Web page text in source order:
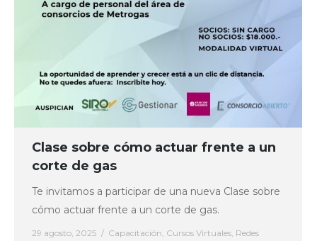
Clase sobre cómo actuar frente a un
corte de gas
Te invitamos a participar de una nueva Clase sobre
cómo actuar frente a un corte de gas.
29 agosto, 2025 Capacitación, Cursos Virtuales, Redes